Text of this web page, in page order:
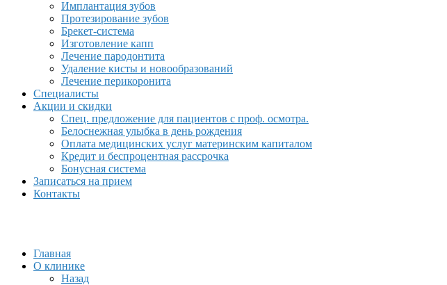
Имплантация зубов
Протезирование зубов
Брекет-система
Изготовление капп
Лечение пародонтита
Удаление кисты и новообразований
Лечение перикоронита
Специалисты
Акции и скидки
Спец. предложение для пациентов с проф. осмотра.
Белоснежная улыбка в день рождения
Оплата медицинских услуг материнским капиталом
Кредит и беспроцентная рассрочка
Бонусная система
Записаться на прием
Контакты
Главная
О клинике
Назад